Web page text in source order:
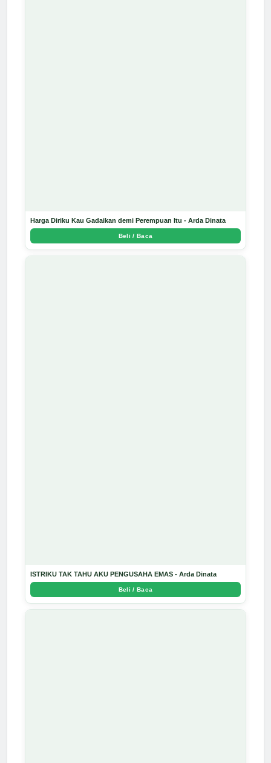
Harga Diriku Kau Gadaikan demi Perempuan Itu - Arda Dinata
Beli / Baca
ISTRIKU TAK TAHU AKU PENGUSAHA EMAS - Arda Dinata
Beli / Baca